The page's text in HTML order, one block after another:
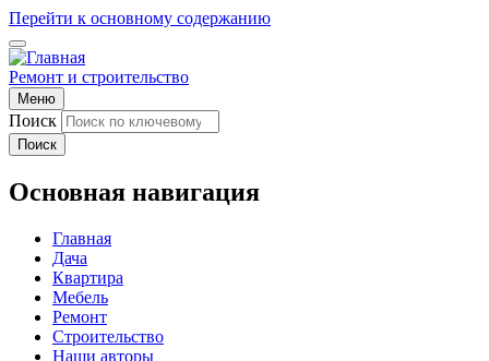
Перейти к основному содержанию
Ремонт и строительство
Меню
Поиск
Поиск
Основная навигация
Главная
Дача
Квартира
Мебель
Ремонт
Строительство
Наши авторы